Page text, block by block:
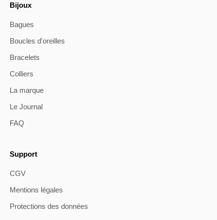
Bijoux
Bagues
Boucles d'oreilles
Bracelets
Colliers
La marque
Le Journal
FAQ
Support
CGV
Mentions légales
Protections des données